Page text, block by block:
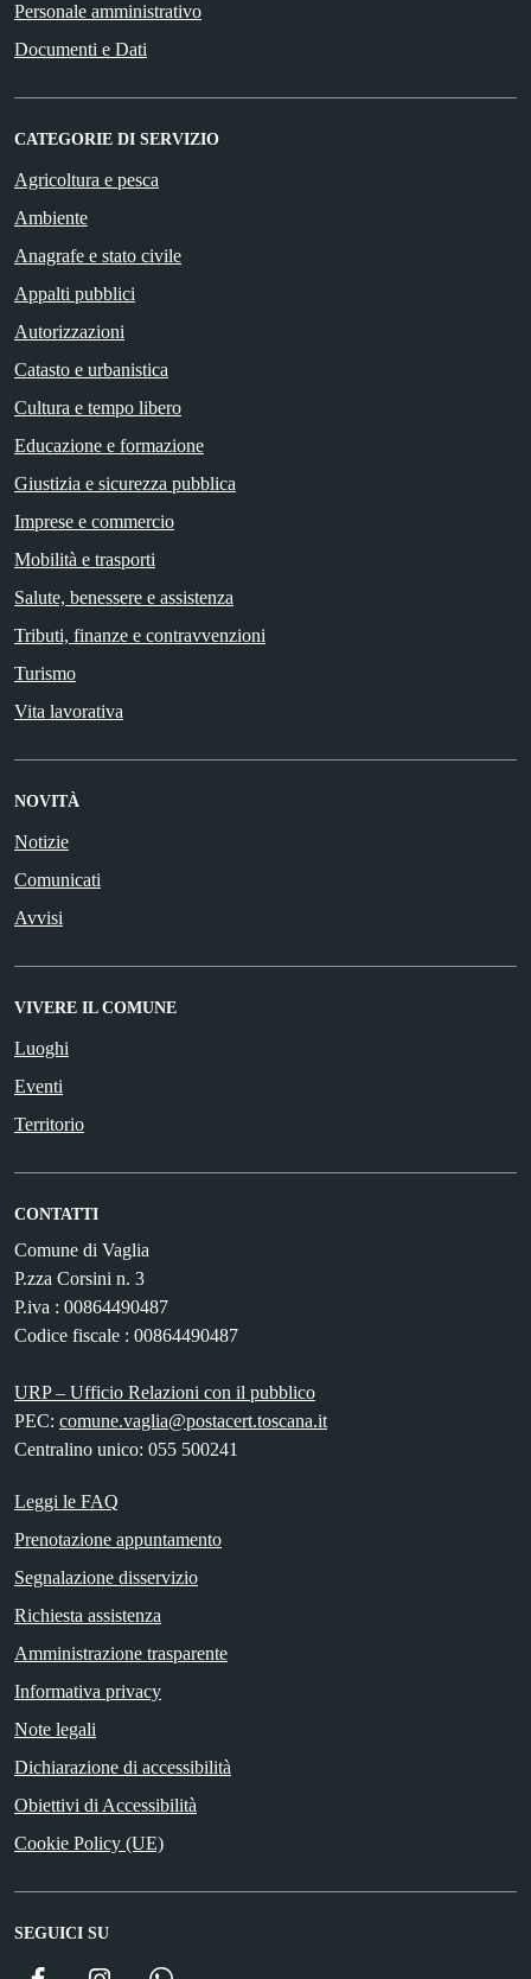
Personale amministrativo
Documenti e Dati
CATEGORIE DI SERVIZIO
Agricoltura e pesca
Ambiente
Anagrafe e stato civile
Appalti pubblici
Autorizzazioni
Catasto e urbanistica
Cultura e tempo libero
Educazione e formazione
Giustizia e sicurezza pubblica
Imprese e commercio
Mobilità e trasporti
Salute, benessere e assistenza
Tributi, finanze e contravvenzioni
Turismo
Vita lavorativa
NOVITÀ
Notizie
Comunicati
Avvisi
VIVERE IL COMUNE
Luoghi
Eventi
Territorio
CONTATTI
Comune di Vaglia
P.zza Corsini n. 3
P.iva : 00864490487
Codice fiscale : 00864490487
URP – Ufficio Relazioni con il pubblico
PEC: comune.vaglia@postacert.toscana.it
Centralino unico: 055 500241
Leggi le FAQ
Prenotazione appuntamento
Segnalazione disservizio
Richiesta assistenza
Amministrazione trasparente
Informativa privacy
Note legali
Dichiarazione di accessibilità
Obiettivi di Accessibilità
Cookie Policy (UE)
SEGUICI SU